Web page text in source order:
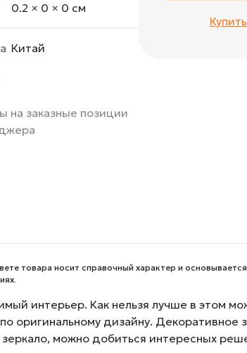
0.2 × 0 × 0 cм
Китай
на заказные позиции
товара носит справочный характер и
интерьер. Как нельзя лучше в этом
оригинальному дизайну. Декоративное
можно добиться интересных